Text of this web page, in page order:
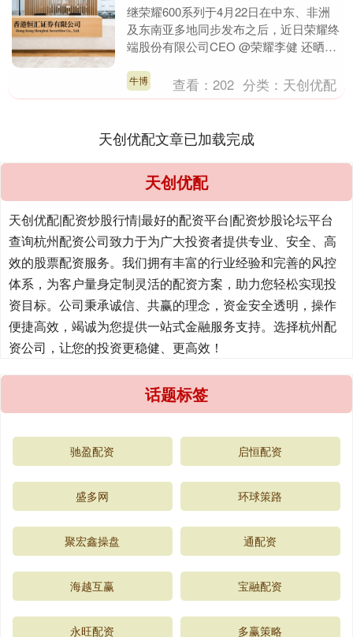
继荣耀600系列于4月22日在中东、非洲
及东南亚多地同步发布之后，近日荣耀终
端股份有限公司CEO @荣耀李健 还晒出
看，该系列....
牛博 查看：202 分类： 天创优配
天创优配文章已加载完成
天创优配
天创优配|配资炒股行情|最好的配资平台|配资炒股论坛平台
查询杭州配资公司致力于为广大投资者提供专业、安全、高
效的股票配资服务。我们拥有丰富的行业经验和完善的风控
体系，为客户量身定制灵活的配资方案，助力您轻松实现投
资目标。公司秉承诚信、共赢的理念，资金安全透明，操作
便捷高效，竭诚为您提供一站式金融服务支持。选择杭州配
资公司，让您的投资更稳健、更高效！
话题标签
驰盈配资 启恒配资
盛多网 环球策路
聚宏鑫操盘 通配资
海越互赢 宝融配资
永旺配资 多赢策略